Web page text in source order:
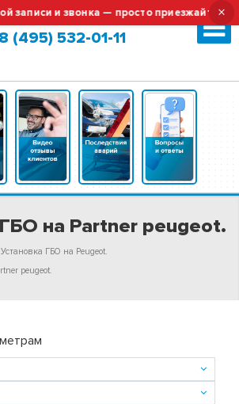
и звонка — просто приезжайте! ×
Москва (сменить город?)
8 (495) 532-01-11
на Partner peugeot.
Установка ГБО на Peugeot.
peugeot.